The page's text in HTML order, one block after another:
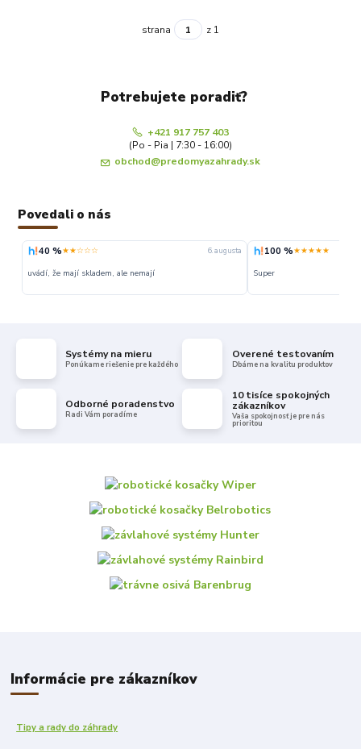
strana z 1
Potrebujete poradiť?
+421 917 757 403
(Po - Pia | 7:30 - 16:00)
obchod@predomyazahrady.sk
Povedali o nás
40 %★★☆☆☆ 6. augusta
uvádí, že mají skladem, ale nemají
100 %★★★★★
Super
Systémy na mieru
Ponúkame riešenie pre každého
Overené testovaním
Dbáme na kvalitu produktov
Odborné poradenstvo
Radi Vám poradíme
10 tisíce spokojných
zákazníkov
Vaša spokojnosť je pre nás
prioritou
Informácie pre zákazníkov
Tipy a rady do záhrady